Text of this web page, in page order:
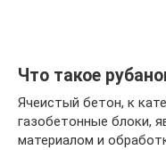
Что такое
Ячеистый бетон, к
газобетонные блоки,
материалом и